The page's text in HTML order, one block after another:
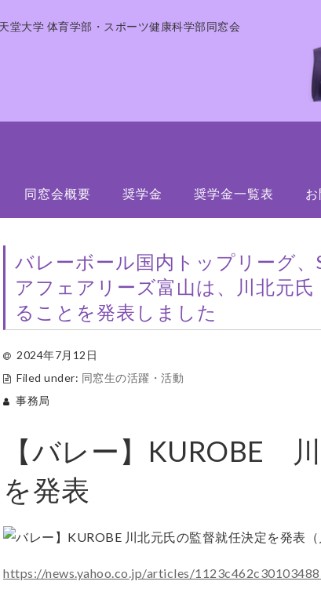
堂大学 体育学部・スポーツ健康科学部同窓会
同窓会概要 奨学金 奨学金一覧表
バレーボール国内トップリーグ
アフェアリーズ富山は、川北元
ることを発表しました
2024年7月12日
Filed under: 同窓生の活躍・活動
事務局
【バレー】KUROBE
を発表
https://news.yahoo.co.jp/articles/